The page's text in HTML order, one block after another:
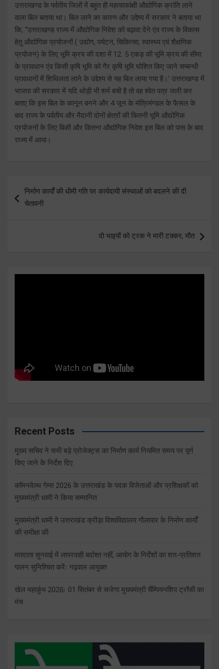
उत्तराखण्ड के पर्वतीय जिलों में बहुत ही महत्वाकांक्षी औद्योगिक क्रांति लाने
वाला बिल बताया था। बिल लाने का कारण और उद्देष्य में सरकार ने बताया था
कि, ‘‘उत्तराखण्ड राज्य में औद्योगिक निवेश को बढ़ावा देने एंव राज्य के विकास
हेतु औद्योगिक प्रयोजनों ( उद्योग, पर्यटन, चिकित्सा, स्वास्थ्य एवं शैक्षणिक
प्रयोजन) के लिए भूमि क्रय की दशा में 12. 5 एकड़ की भूमि क्रय की सीमा
के प्रावधान एंव किसी कृषि भूमि को गैर कृषि भूमि घोशित किए जाने सम्बन्धी
प्रावधानों में शिथिलता लाने के उद्देश्य से यह बिल लाया गया है।’ उत्तराखण्ड में
भाजपा की सरकार में यदि थोड़ी भी शर्म बची है तो वह श्वेत पत्र जारी कर
बताए कि इस बिल के कानून बनने और 4 जून के मंत्रिमंण्डल के फैसल के
बाद राज्य के पर्वतीय और मैदानी दोनों क्षेत्रों की कितनी भूमि औद्योगिक
प्रयोजनों के लिए बिकी और कितना औद्योगिक निवेश इस बिल को पास के बाद
राज्य में आया।
navigation
निर्माण कार्यों की धीमी गति पर कार्यदायी संस्थाओं को बदलने की दी
चेतावनी
दो भाइयों को ट्रक ने मारी टक्कर, मौत
Recent Posts
मुख्य सचिव ने सभी बड़े प्रोजेक्ट्स का निर्माण कार्य नियमित समय पर पूर्ण
किए जाने के निर्देश दिए
कॉमनवेल्थ गेम्स 2026 के उत्तराखंड के पदक विजेताओं और प्रशिक्षकों को
मुख्यमंत्री धामी ने किया सम्मानित
मुख्यमंत्री धामी ने उत्तराखंड क्रीड़ा विश्वविद्यालय गौलापार के निर्माण कार्यों
की समीक्षा की
मतदाता सुनवाई में लापरवाही बर्दाश्त नहीं, आयोग के निर्देशों का शत-प्रतिशत
पालन सुनिश्चित करेंः गढ़वाल आयुक्त
खेल महाकुंभ 2026ः 01 सितंबर से सजेगा मुख्यमंत्री चैंम्पियनशिप ट्रॉफी का
मंच